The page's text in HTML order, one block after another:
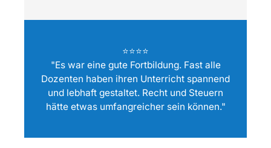
⭐️⭐️⭐️⭐️
"Es war eine gute Fortbildung. Fast alle
Dozenten haben ihren Unterricht spannend
und lebhaft gestaltet. Recht und Steuern
hätte etwas umfangreicher sein können."